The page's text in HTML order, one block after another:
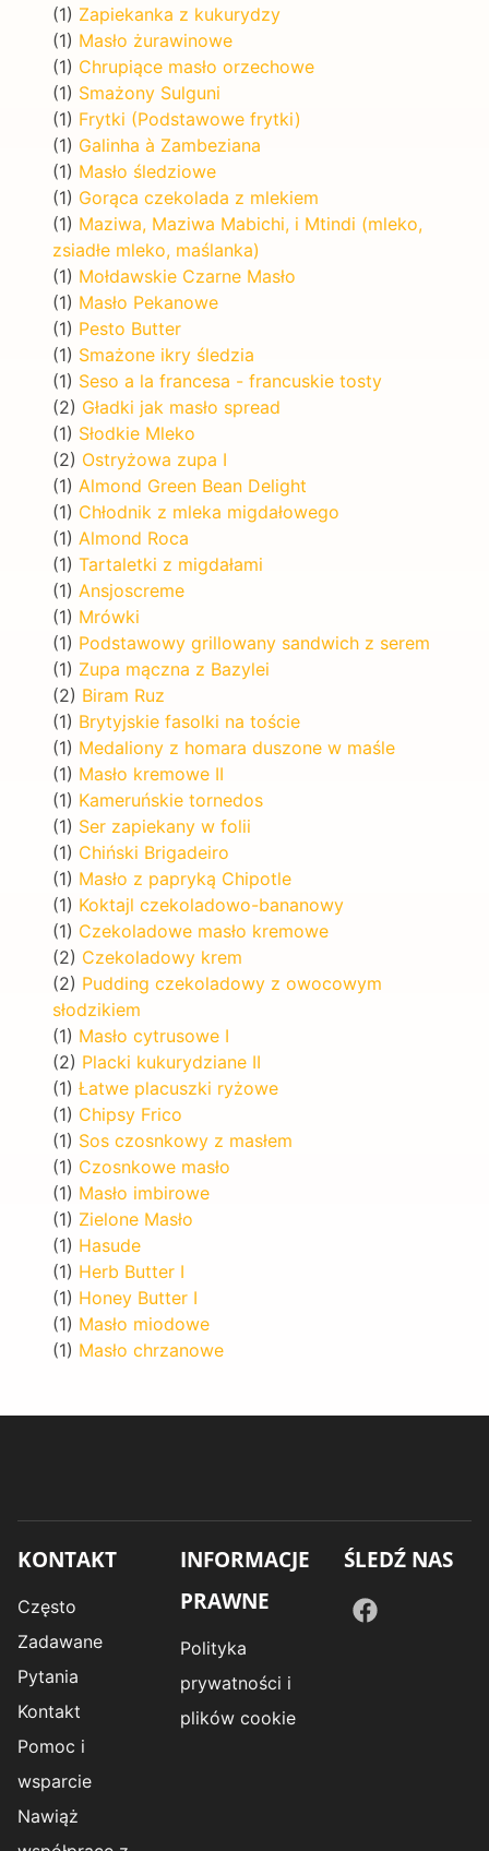
(1) Zapiekanka z kukurydzy
(1) Masło żurawinowe
(1) Chrupiące masło orzechowe
(1) Smażony Sulguni
(1) Frytki (Podstawowe frytki)
(1) Galinha à Zambeziana
(1) Masło śledziowe
(1) Gorąca czekolada z mlekiem
(1) Maziwa, Maziwa Mabichi, i Mtindi (mleko,
zsiadłe mleko, maślanka)
(1) Mołdawskie Czarne Masło
(1) Masło Pekanowe
(1) Pesto Butter
(1) Smażone ikry śledzia
(1) Seso a la francesa - francuskie tosty
(2) Gładki jak masło spread
(1) Słodkie Mleko
(2) Ostryżowa zupa I
(1) Almond Green Bean Delight
(1) Chłodnik z mleka migdałowego
(1) Almond Roca
(1) Tartaletki z migdałami
(1) Ansjoscreme
(1) Mrówki
(1) Podstawowy grillowany sandwich z serem
(1) Zupa mączna z Bazylei
(2) Biram Ruz
(1) Brytyjskie fasolki na toście
(1) Medaliony z homara duszone w maśle
(1) Masło kremowe II
(1) Kameruńskie tornedos
(1) Ser zapiekany w folii
(1) Chiński Brigadeiro
(1) Masło z papryką Chipotle
(1) Koktajl czekoladowo-bananowy
(1) Czekoladowe masło kremowe
(2) Czekoladowy krem
(2) Pudding czekoladowy z owocowym
słodzikiem
(1) Masło cytrusowe I
(2) Placki kukurydziane II
(1) Łatwe placuszki ryżowe
(1) Chipsy Frico
(1) Sos czosnkowy z masłem
(1) Czosnkowe masło
(1) Masło imbirowe
(1) Zielone Masło
(1) Hasude
(1) Herb Butter I
(1) Honey Butter I
(1) Masło miodowe
(1) Masło chrzanowe
KONTAKT
Często
Zadawane
Pytania
Kontakt
Pomoc i
wsparcie
Nawiąż
INFORMACJE
PRAWNE
Polityka
prywatności i
plików cookie
ŚLEDŹ NAS